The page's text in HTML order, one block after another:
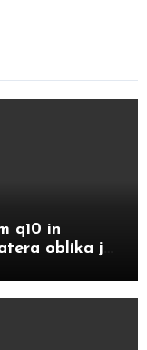
q10 in
oblika je